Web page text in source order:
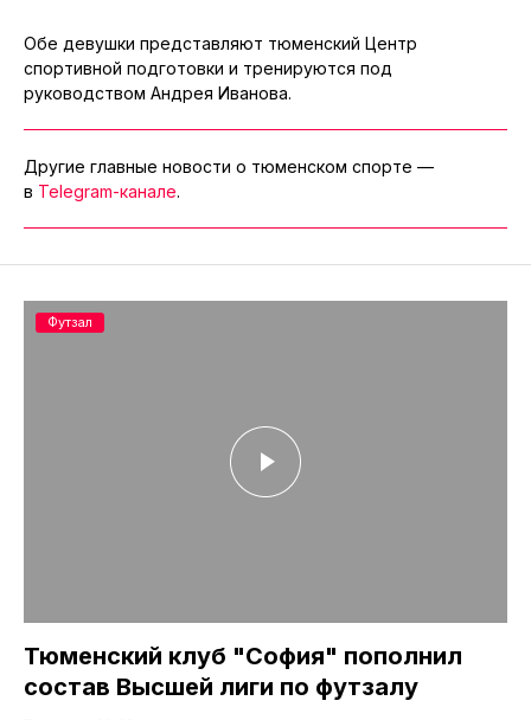
Обе девушки представляют тюменский Центр
спортивной подготовки и тренируются под
руководством Андрея Иванова.
Другие главные новости о тюменском спорте —
в Telegram-канале.
Тюменский клуб "София" пополнил
состав Высшей лиги по футзалу
Футзал